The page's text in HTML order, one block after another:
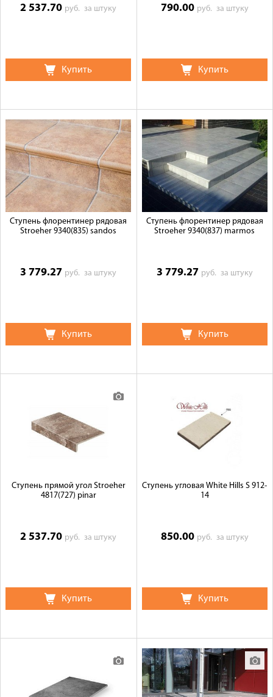
2 537.70 руб.за штуку
Купить
790.00 руб. за штуку
Купить
Ступень флорентинер рядовая
Stroeher 9340(835) sandos
3 779.27 руб.за штуку
Купить
Ступень флорентинер рядовая
Stroeher 9340(837) marmos
3 779.27 руб. за штуку
Купить
Ступень прямой угол Stroeher
4817(727) pinar
2 537.70 руб.за штуку
Купить
Ступень угловая White Hills S 912-
14
850.00 руб. за штуку
Купить